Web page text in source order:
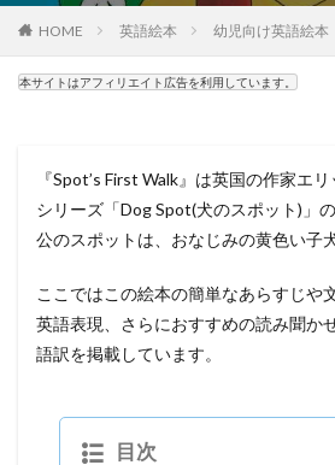
HOME 英語絵本 幼児向け英語絵本
本サイトはアフィリエイト広告を利用しています。
『Spot’s First Walk』は英国の作家エ
シリーズ「Dog Spot(犬のスポット)」
公のスポットは、おなじみの黄色い子
ここではこの絵本の簡単なあらすじや
英語表現、さらにおすすめの読み聞か
語訳を掲載しています。
目次